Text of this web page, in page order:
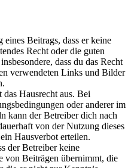
Beitrags, dass er keine
Recht oder die guten
dass du das Recht
verwendeten Links und Bilder
Hausrecht aus. Bei
oder anderer im
kann der Betreiber dich nach
von der Nutzung dieses
Hausverbot erteilen.
der Betreiber keine
von Beiträgen übernimmt, die